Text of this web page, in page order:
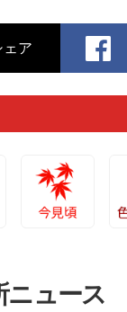
ア
ニュース